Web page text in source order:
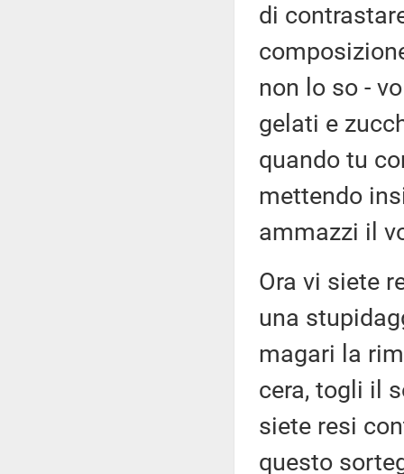
di
non lo so -
gelati e
quando tu
mettendo
ammazzi il
Ora vi siete
una
magari la
cera, togli il
siete resi
questo